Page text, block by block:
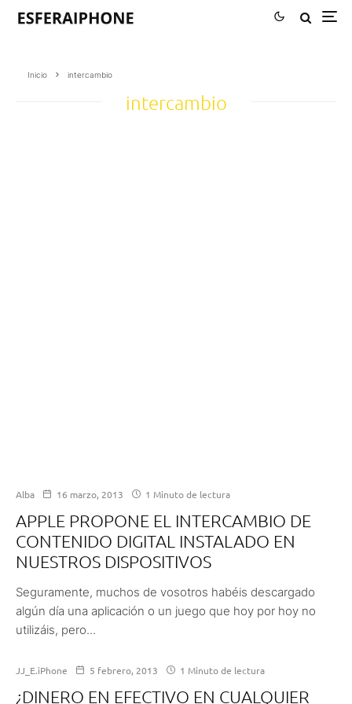
Inicio intercambio
intercambio
Alba 16 marzo, 2013 1 Minuto de lectura
APPLE PROPONE EL INTERCAMBIO DE
CONTENIDO DIGITAL INSTALADO EN
NUESTROS DISPOSITIVOS
Seguramente, muchos de vosotros habéis descargado
algún día una aplicación o un juego que hoy por hoy no
utilizáis, pero...
JJ_E.iPhone 5 febrero, 2013 1 Minuto de lectura
¿DINERO EN EFECTIVO EN CUALQUIER